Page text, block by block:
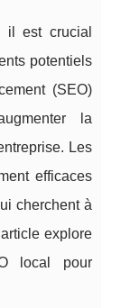
il est crucial
potentiels
(SEO)
la
Les
efficaces
cherchent à
explore
local pour